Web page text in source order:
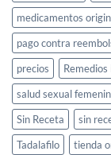
medicamentos
pago contra
precios
salud sexual
Sin Receta
sin
Tadalafilo
tienda